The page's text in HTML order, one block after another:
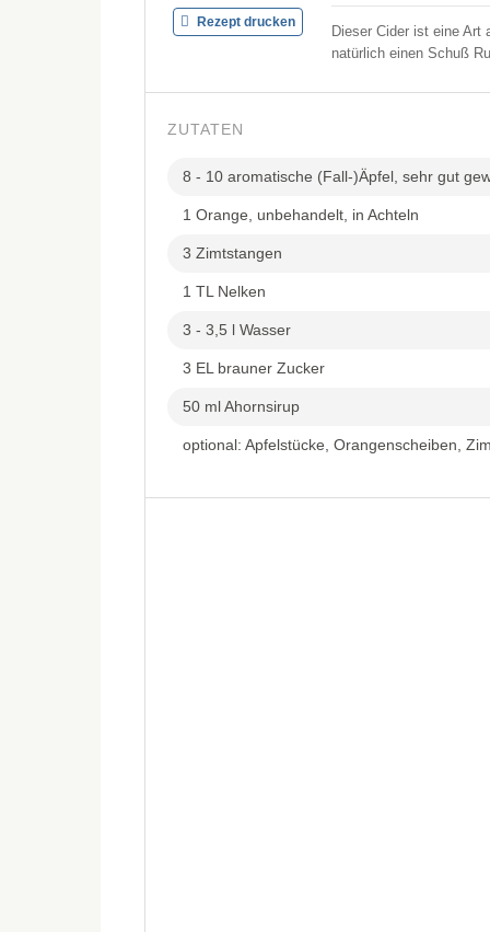
Rezept drucken
Dieser Cider ist eine Art
natürlich einen Schuß
ZUTATEN
8 - 10 aromatische (Fall-)Äpfel, sehr gut
1 Orange, unbehandelt, in Achteln
3 Zimtstangen
1 TL Nelken
3 - 3,5 l Wasser
3 EL brauner Zucker
50 ml Ahornsirup
optional: Apfelstücke, Orangenscheiben,